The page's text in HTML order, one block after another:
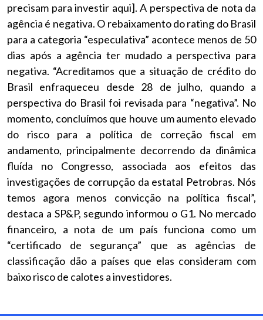
precisam para investir aqui]. A perspectiva de nota da
agência é negativa. O rebaixamento do rating do Brasil
para a categoria “especulativa” acontece menos de 50
dias após a agência ter mudado a perspectiva para
negativa. “Acreditamos que a situação de crédito do
Brasil enfraqueceu desde 28 de julho, quando a
perspectiva do Brasil foi revisada para “negativa”. No
momento, concluímos que houve um aumento elevado
do risco para a política de correção fiscal em
andamento, principalmente decorrendo da dinâmica
fluída no Congresso, associada aos efeitos das
investigações de corrupção da estatal Petrobras. Nós
temos agora menos convicção na política fiscal”,
destaca a SP&P, segundo informou o G1. No mercado
financeiro, a nota de um país funciona como um
“certificado de segurança” que as agências de
classificação dão a países que elas consideram com
baixo risco de calotes a investidores.